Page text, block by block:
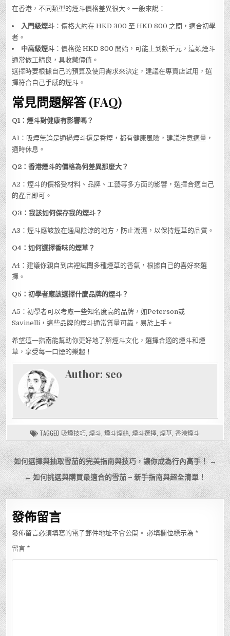
在香港，不同類型的煙斗價格差異很大。一般來說：
入門級煙斗 ：價格大約在 HKD 300 至 HKD 800 之間，適合初學
者。
中高級煙斗 ：價格從 HKD 800 開始，可能上到數千元，這類煙斗
通常做工精良，具收藏價值。
選擇時要根據自己的預算及使用需求來決定，建議在專賣店試用，選
擇符合自己手感的煙斗。
常見問題解答 (FAQ)
Q1：煙斗對健康有影響嗎？
A1：吸煙無論是通過煙斗還是香煙，都有健康風險，建議注意適量，
適時休息。
Q2：香港煙斗的價格為何差異那麼大？
A2：煙斗的價格受材料、品牌、工藝等多方面的影響，選擇合適自己
的產品即可。
Q3：我該如何保存我的煙斗？
A3：煙斗應該放在通風陰涼的地方，防止潮濕，以保持煙草的品質。
Q4：如何選擇香味的煙草？
A4：建議你親自到店裡試聞多種煙草的香氣，根據自己的喜好來選
擇。
Q5：初學者應該選擇什麼品牌的煙斗？
A5：初學者可以考慮一些知名度高的品牌，如Peterson或
Savinelli，這些品牌的煙斗通常質量可靠，易於上手。
希望這一指南能幫助你更好地了解煙斗文化，選擇合適的煙斗和煙
草，享受每一口煙的樂趣！
Author: seo
TAGGED 吸煙技巧, 煙斗, 煙斗煙絲, 煙斗選擇, 煙草, 香港煙斗
文
章
導
覽
如何選擇與抽取雪茄的完美指南與技巧，讓你成為行內高手！ →
← 如何挑選與購買最適合的雪茄 – 新手指南與超全清單！
發佈留言
發佈留言必須填寫的電子郵件地址不會公開。 必填欄位標示為 *
留言 *